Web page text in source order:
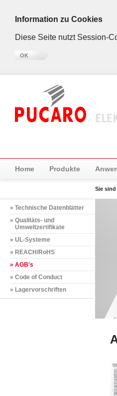
Information zu Cookies
Diese Seite nutzt Session-
OK
Home Produkte
Sie
» Technische Datenblätter
» Qualitäts- und
Umweltzertifikate
» UL-Systeme
» REACH/RoHS
» AGB's
» Code of Conduct
» Lagervorschriften